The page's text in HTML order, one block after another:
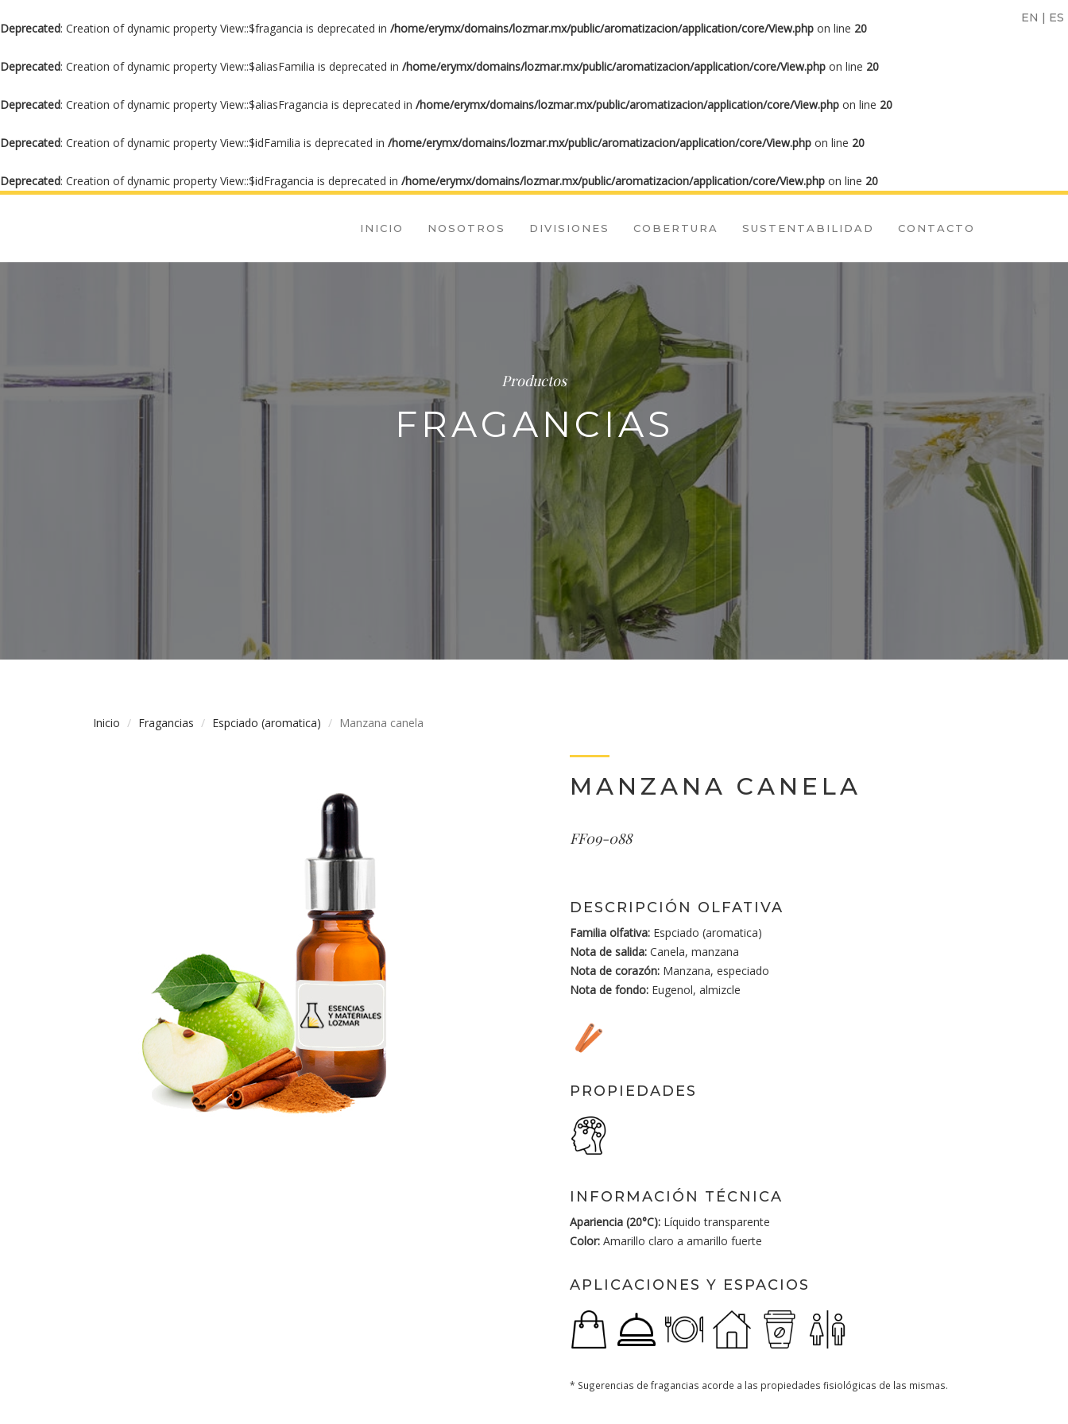
Deprecated: Creation of dynamic property View::$fragancia is deprecated in /home/erymx/domains/lozmar.mx/public/aromatizacion/application/core/View.php on line 20
Deprecated: Creation of dynamic property View::$aliasFamilia is deprecated in /home/erymx/domains/lozmar.mx/public/aromatizacion/application/core/View.php on line 20
Deprecated: Creation of dynamic property View::$aliasFragancia is deprecated in /home/erymx/domains/lozmar.mx/public/aromatizacion/application/core/View.php on line 20
Deprecated: Creation of dynamic property View::$idFamilia is deprecated in /home/erymx/domains/lozmar.mx/public/aromatizacion/application/core/View.php on line 20
Deprecated: Creation of dynamic property View::$idFragancia is deprecated in /home/erymx/domains/lozmar.mx/public/aromatizacion/application/core/View.php on line 20
EN | ES
INICIO NOSOTROS DIVISIONES COBERTURA SUSTENTABILIDAD CONTACTO
Productos
FRAGANCIAS
Inicio Fragancias Espciado (aromatica) Manzana canela
MANZANA CANELA
FF09-088
DESCRIPCIÓN OLFATIVA
Familia olfativa: Espciado (aromatica)
Nota de salida: Canela, manzana
Nota de corazón: Manzana, especiado
Nota de fondo: Eugenol, almizcle
PROPIEDADES
INFORMACIÓN TÉCNICA
Apariencia (20°C): Líquido transparente
Color: Amarillo claro a amarillo fuerte
APLICACIONES Y ESPACIOS
* Sugerencias de fragancias acorde a las propiedades fisiológicas de las mismas.